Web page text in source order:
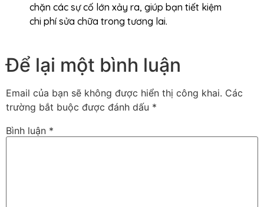
chặn các sự cố lớn xảy ra, giúp bạn tiết kiệm
chi phí sửa chữa trong tương lai.
Để lại một bình luận
Email của bạn sẽ không được hiển thị công khai. Các
trường bắt buộc được đánh dấu *
Bình luận *